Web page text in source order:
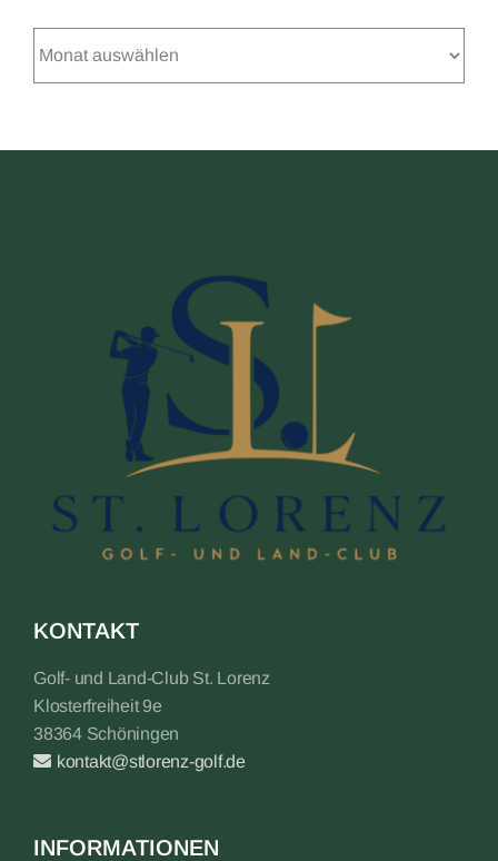
KONTAKT
Golf- und Land-Club St. Lorenz
Klosterfreiheit 9e
38364 Schöningen
kontakt@stlorenz-golf.de
INFORMATIONEN